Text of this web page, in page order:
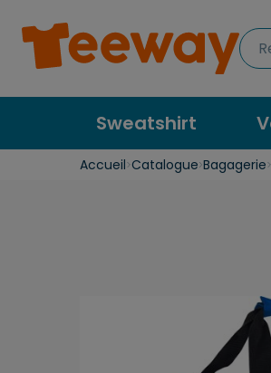
Sweatshirt
Accueil Catalogue Bagagerie